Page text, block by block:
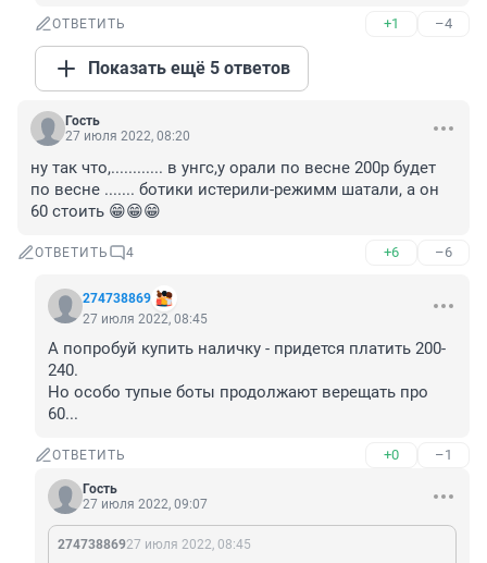
ОТВЕТИТЬ +1 –4
Показать ещё 5 ответов
Гость
27 июля 2022, 08:20
ну так что,............ в унгс,у орали по весне 200р будет
по весне ....... ботики истерили-режимм шатали, а он
60 стоить 😁😁😁
ОТВЕТИТЬ 4 +6 –6
274738869
27 июля 2022, 08:45
А попробуй купить наличку - придется платить 200-
240.
Но особо тупые боты продолжают верещать про
60...
ОТВЕТИТЬ +0 –1
Гость
27 июля 2022, 09:07
27473886927 июля 2022, 08:45